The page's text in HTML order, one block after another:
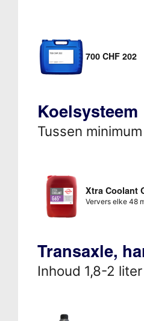
700 CHF 202
Koelsysteem
Tussen
Xtra Coolant
Ververs elke 48
Transaxle,
Inhoud 1,8-2 liter